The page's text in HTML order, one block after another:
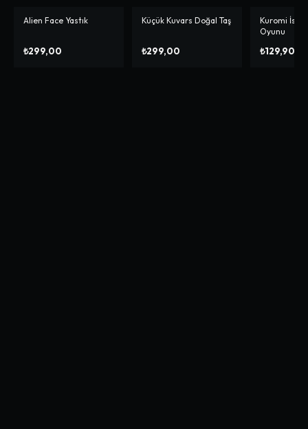
Alien Face Yastık
₺299,00
Küçük Kuvars Doğal Taş
₺299,00
-%67
Kuromi
Oyunu
₺129,90